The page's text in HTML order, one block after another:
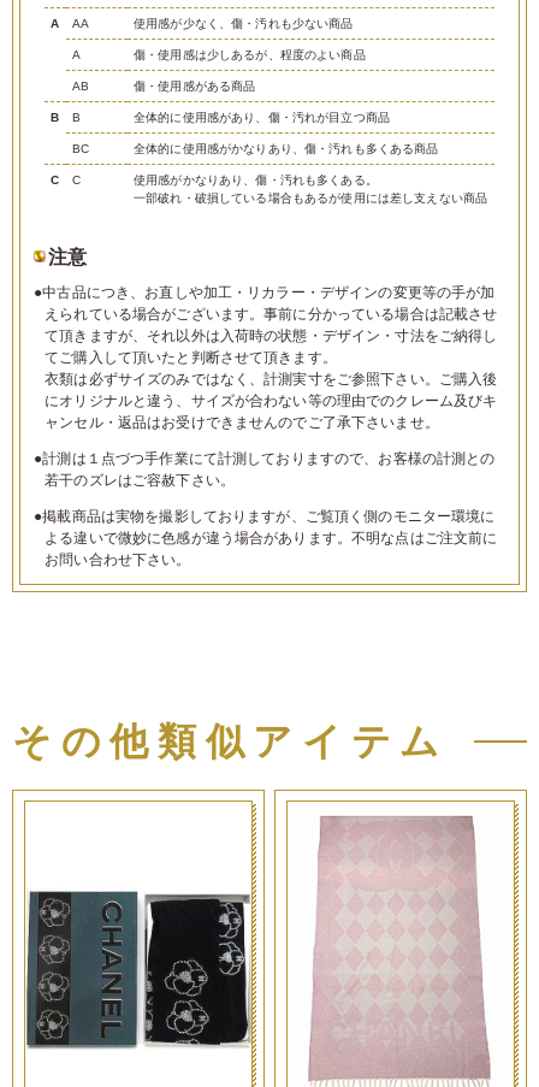
A AA 使用感が少なく、傷・汚れも少ない商品
A 傷・使用感は少しあるが、程度のよい商品
AB 傷・使用感がある商品
B B 全体的に使用感があり、傷・汚れが目立つ商品
BC 全体的に使用感がかなりあり、傷・汚れも多くある商品
C C
使用感がかなりあり、傷・汚れも多くある。
一部破れ・破損している場合もあるが使用には差し支えない商品
注意
●中古品につき、お直しや加工・リカラー・デザインの変更等の手が加
えられている場合がございます。事前に分かっている場合は記載させ
て頂きますが、それ以外は入荷時の状態・デザイン・寸法をご納得し
てご購入して頂いたと判断させて頂きます。
衣類は必ずサイズのみではなく、計測実寸をご参照下さい。ご購入後
にオリジナルと違う、サイズが合わない等の理由でのクレーム及びキ
ャンセル・返品はお受けできませんのでご了承下さいませ。
●計測は１点づつ手作業にて計測しておりますので、お客様の計測との
若干のズレはご容赦下さい。
●掲載商品は実物を撮影しておりますが、ご覧頂く側のモニター環境に
よる違いで微妙に色感が違う場合があります。不明な点はご注文前に
お問い合わせ下さい。
その他類似アイテム